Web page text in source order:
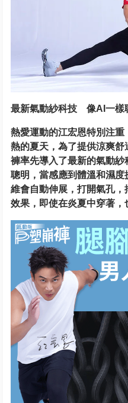
最新氣動紗科技 像AI一
熱愛運動的江宏恩特別注
熱的夏天，為了提供涼爽
褲率先導入了最新的氣動
聰明，當感應到體溫和濕
維會自動伸展，打開氣孔
效果，即使在炎夏中穿著，